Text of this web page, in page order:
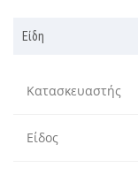
Είδη
Κατασκευαστής
Είδος